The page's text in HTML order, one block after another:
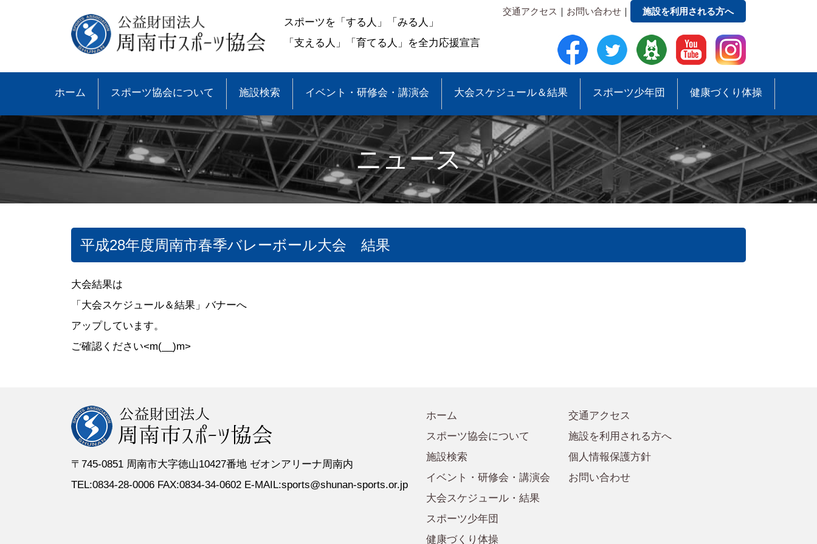
スポーツを「する人」「みる人」
「支える人」「育てる人」を全力応援宣言
交通アクセス ｜ お問い合わせ ｜ 施設を利用される方へ
ホーム スポーツ協会について
●諸規則
●特別委員会運営規程
●事業報告
●事務局への質問・お問合せ
施設検索 イベント・研修会・講演会 大会スケジュール＆結果
●大会情報＆結果
スポーツ少年団
●スポーツ少年団とは
●登録スポーツ少年団
●スポーツ少年団大会情報
●各種申請・報告書 ●スポーツ少年団助成事業
健康づくり体操
ニュース
平成28年度周南市春季バレーボール大会 結果
大会結果は
「大会スケジュール＆結果」バナーへ
アップしています。
ご確認ください<m(__)m>
〒745-0851 周南市大字徳山10427番地 ゼオンアリーナ周南内
TEL:0834-28-0006 FAX:0834-34-0602 E-MAIL:sports@shunan-sports.or.jp
ホーム
スポーツ協会について
施設検索
イベント・研修会・講演会
大会スケジュール・結果
スポーツ少年団
健康づくり体操
交通アクセス
施設を利用される方へ
個人情報保護方針
お問い合わせ